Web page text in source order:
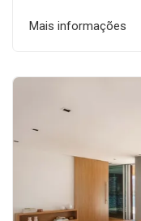
Mais informações